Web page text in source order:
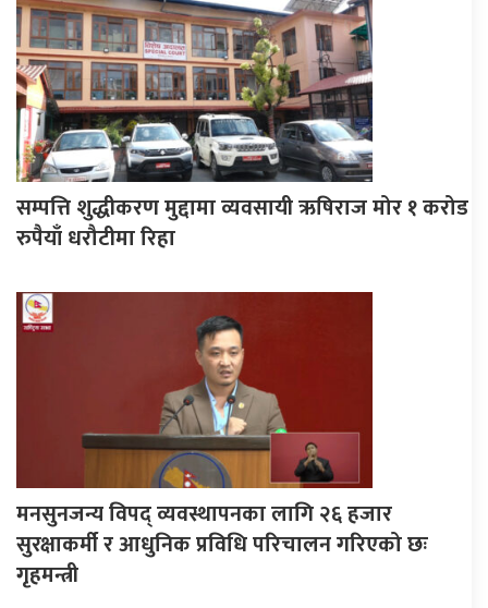
सम्पत्ति शुद्धीकरण मुद्दामा व्यवसायी ऋषिराज मोर १ करोड
रुपैयाँ धरौटीमा रिहा
मनसुनजन्य विपद् व्यवस्थापनका लागि २६ हजार
सुरक्षाकर्मी र आधुनिक प्रविधि परिचालन गरिएको छः
गृहमन्त्री